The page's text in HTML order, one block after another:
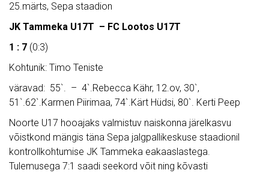
25.märts, Sepa staadion
JK Tammeka U17T – FC Lootos U17T
1 : 7 (0:3)
Kohtunik: Timo Teniste
väravad: 55`. – 4`.Rebecca Kähr, 12.ov, 30`,
51`.62`.Karmen Piirimaa, 74`.Kärt Hüdsi, 80`. Kerti Peep
Noorte U17 hooajaks valmistuv naiskonna järelkasvu
võistkond mängis täna Sepa jalgpallikeskuse staadionil
kontrollkohtumise JK Tammeka eakaaslastega.
Tulemusega 7:1 saadi seekord võit ning kõvasti